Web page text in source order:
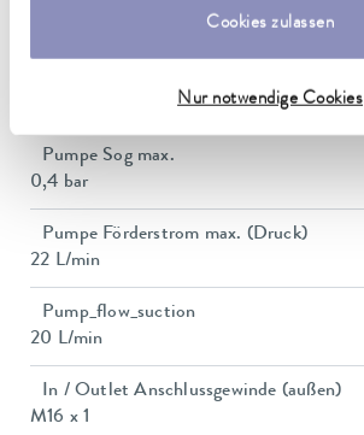
Cookies zulassen
Nur notwendige Cookies
Pumpe Sog max.
0,4 bar
Pumpe Förderstrom max. (Druck)
22 L/min
Pump_flow_suction
20 L/min
In / Outlet Anschlussgewinde (außen)
M16 x 1